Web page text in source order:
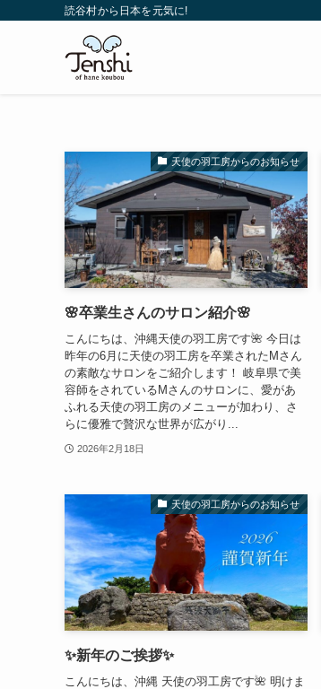
読谷村から日本を元気に!
天使の羽工房からのお知らせ
🌸卒業生さんのサロン紹介🌸
こんにちは、沖縄天使の羽工房です🌺 今日は
昨年の6月に天使の羽工房を卒業されたMさん
の素敵なサロンをご紹介します！ 岐阜県で美
容師をされているMさんのサロンに、愛があ
ふれる天使の羽工房のメニューが加わり、さ
らに優雅で贅沢な世界が広がり...
2026年2月18日
天使の羽工房からのお知らせ
✨新年のご挨拶✨
こんにちは、沖縄 天使の羽工房です🌺 明けま